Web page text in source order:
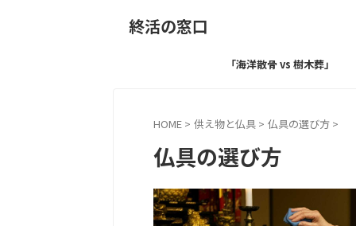
終活の窓口
「海洋散骨 vs 樹木葬」
HOME > 供え物と仏具 > 仏具の選び方 >
仏具の選び方